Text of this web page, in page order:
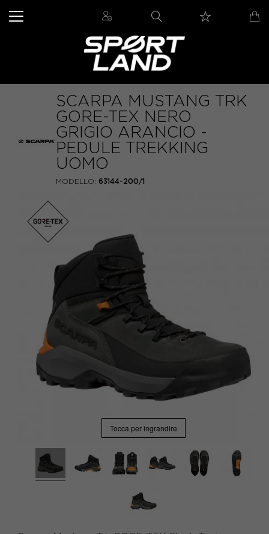
SCARPA MUSTANG TRK
GORE-TEX NERO
GRIGIO ARANCIO -
PEDULE TREKKING
UOMO
MODELLO: 63144-200/1
Tocca per ingrandire